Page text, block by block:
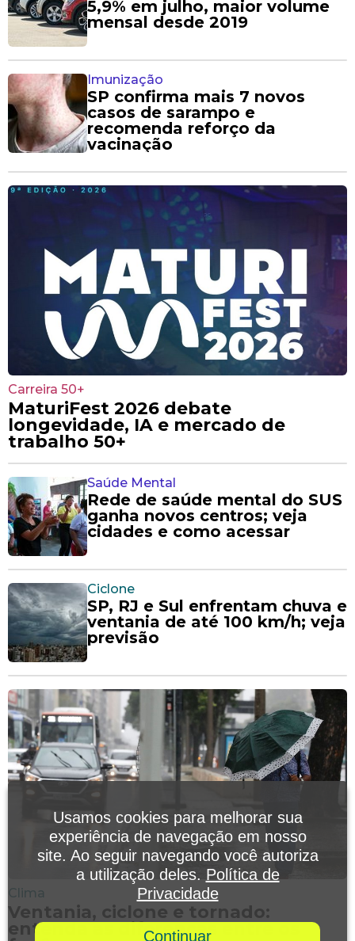
5,9% em julho, maior volume
mensal desde 2019
Imunização
SP confirma mais 7 novos
casos de sarampo e
recomenda reforço da
vacinação
Carreira 50+
MaturiFest 2026 debate
longevidade, IA e mercado de
trabalho 50+
Saúde Mental
Rede de saúde mental do SUS
ganha novos centros; veja
cidades e como acessar
Ciclone
SP, RJ e Sul enfrentam chuva e
ventania de até 100 km/h; veja
previsão
Clima
Ventania, ciclone e tornado:
entenda as diferenças entre os
Usamos cookies para melhorar sua
experiência de navegação em nosso
site. Ao seguir navegando você autoriza
a utilização deles. Política de
Privacidade
Continuar